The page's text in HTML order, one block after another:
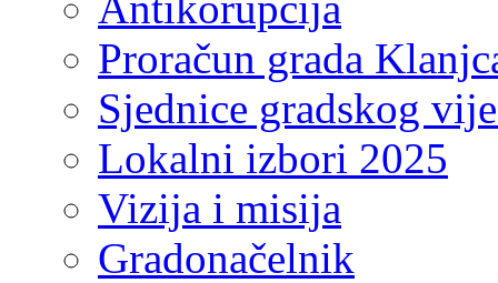
Proračun grada
Sjednice gradskog
Lokalni izbori 2025
Vizija i misija
Gradonačelnik